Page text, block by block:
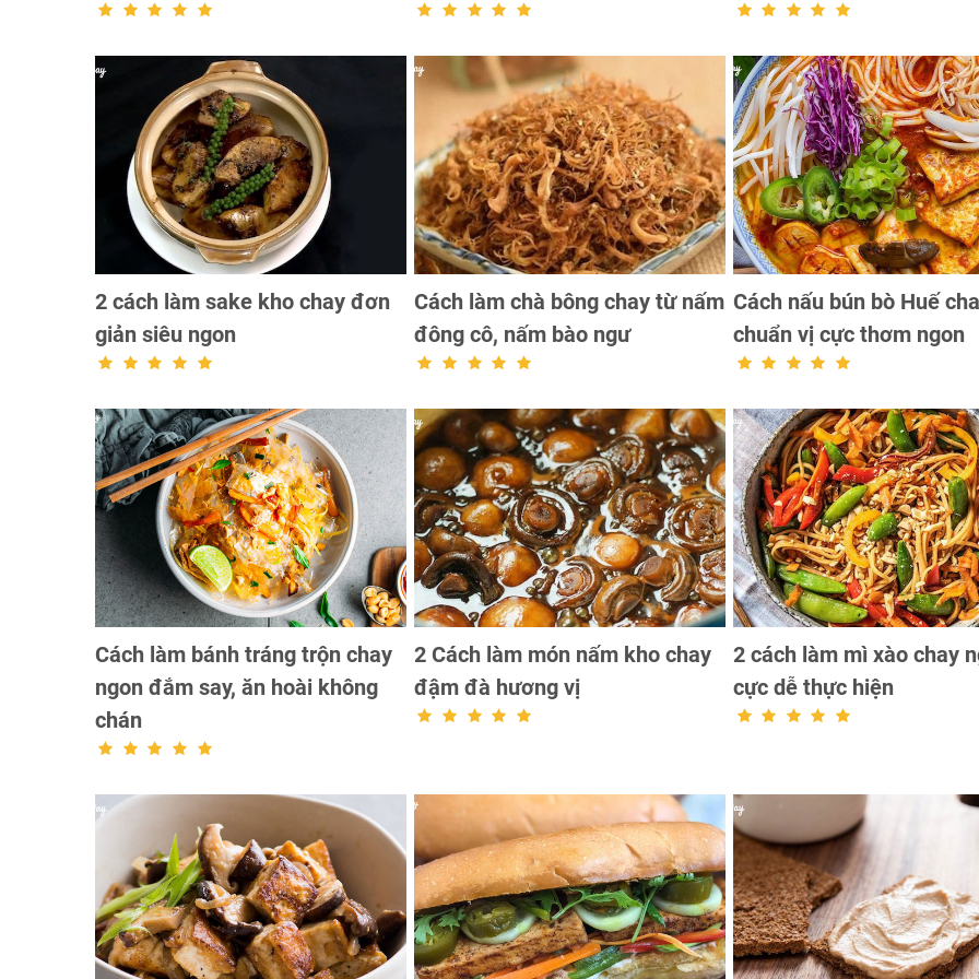
2 cách làm sake kho chay đơn
giản siêu ngon
Cách làm chà bông chay từ nấm
đông cô, nấm bào ngư
Cách nấu bún bò Huế
chuẩn vị cực thơm ngon
Cách làm bánh tráng trộn chay
ngon đắm say, ăn hoài không
chán
2 Cách làm món nấm kho chay
đậm đà hương vị
2 cách làm mì xào chay
cực dễ thực hiện